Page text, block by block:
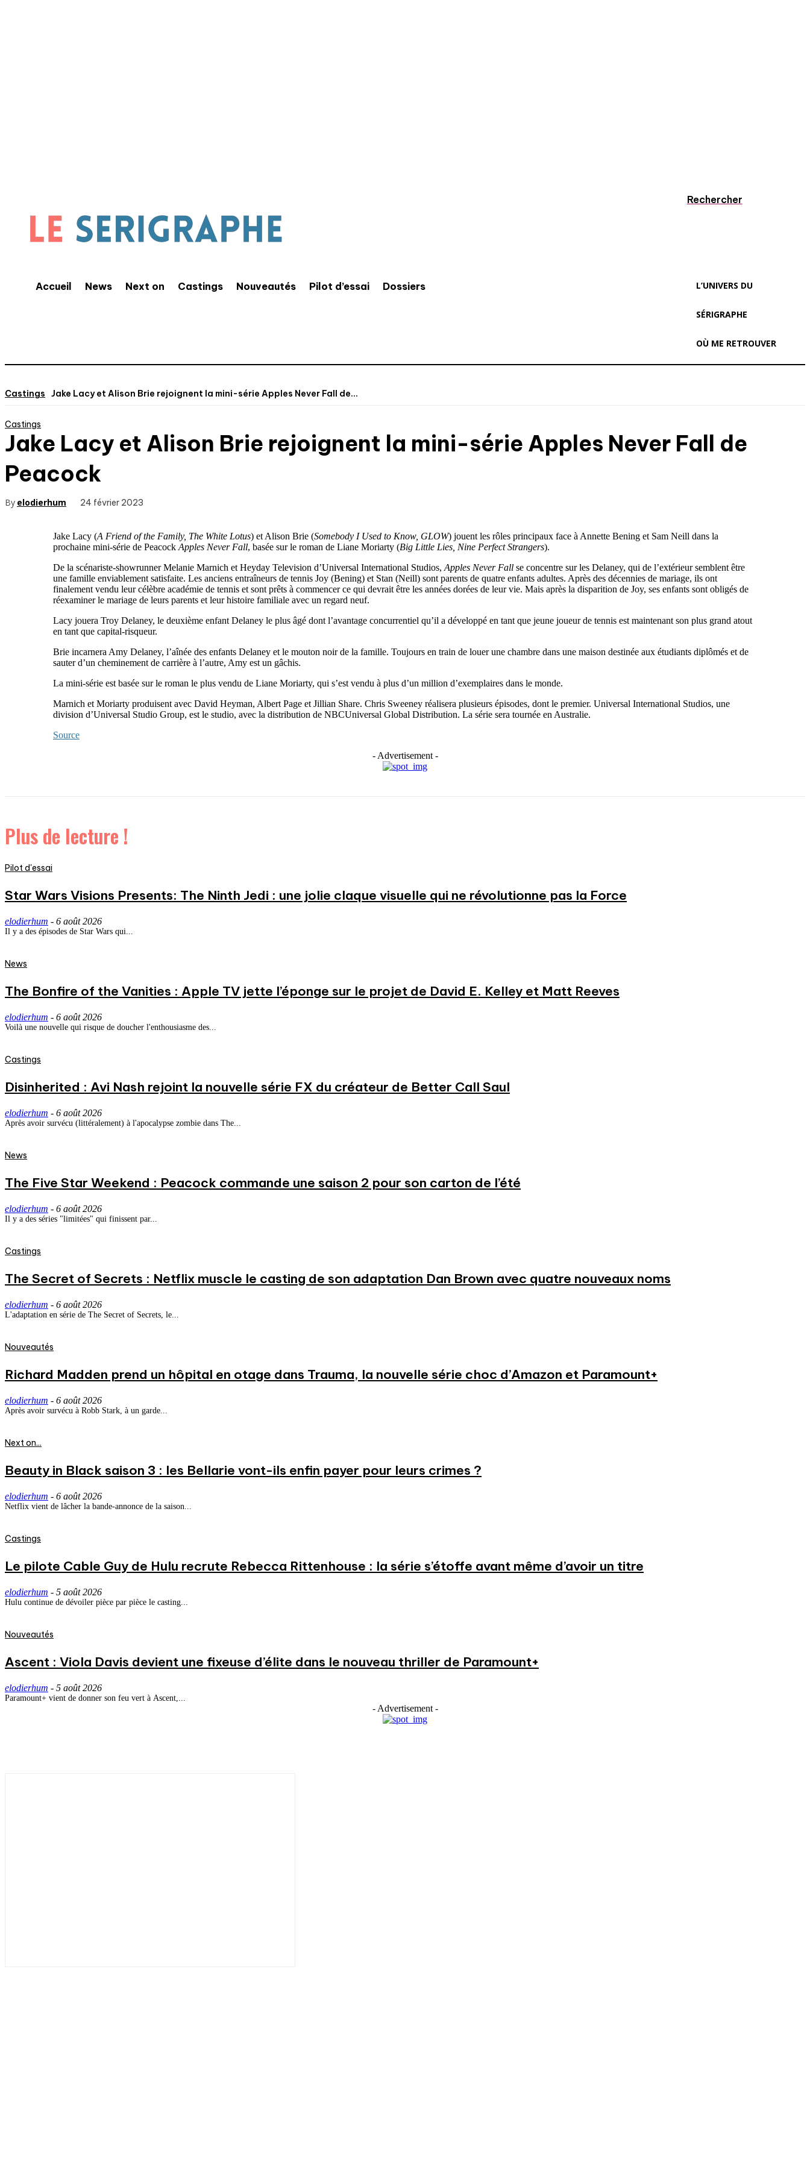
Accueil News Next on Castings Nouveautés Pilot d’essai Dossiers
Rechercher
L’UNIVERS DU
SÉRIGRAPHE
OÙ ME RETROUVER
Castings Jake Lacy et Alison Brie rejoignent la mini-série Apples Never Fall de...
Castings
Jake Lacy et Alison Brie rejoignent la mini-série Apples Never Fall de
Peacock
By elodierhum 24 février 2023
Jake Lacy (A Friend of the Family, The White Lotus) et Alison Brie (Somebody I Used to Know, GLOW) jouent les rôles principaux face à Annette Bening et Sam Neill dans la
prochaine mini-série de Peacock Apples Never Fall, basée sur le roman de Liane Moriarty (Big Little Lies, Nine Perfect Strangers).
De la scénariste-showrunner Melanie Marnich et Heyday Television d’Universal International Studios, Apples Never Fall se concentre sur les Delaney, qui de l’extérieur semblent être
une famille enviablement satisfaite. Les anciens entraîneurs de tennis Joy (Bening) et Stan (Neill) sont parents de quatre enfants adultes. Après des décennies de mariage, ils ont
finalement vendu leur célèbre académie de tennis et sont prêts à commencer ce qui devrait être les années dorées de leur vie. Mais après la disparition de Joy, ses enfants sont obligés de
réexaminer le mariage de leurs parents et leur histoire familiale avec un regard neuf.
Lacy jouera Troy Delaney, le deuxième enfant Delaney le plus âgé dont l’avantage concurrentiel qu’il a développé en tant que jeune joueur de tennis est maintenant son plus grand atout
en tant que capital-risqueur.
Brie incarnera Amy Delaney, l’aînée des enfants Delaney et le mouton noir de la famille. Toujours en train de louer une chambre dans une maison destinée aux étudiants diplômés et de
sauter d’un cheminement de carrière à l’autre, Amy est un gâchis.
La mini-série est basée sur le roman le plus vendu de Liane Moriarty, qui s’est vendu à plus d’un million d’exemplaires dans le monde.
Marnich et Moriarty produisent avec David Heyman, Albert Page et Jillian Share. Chris Sweeney réalisera plusieurs épisodes, dont le premier. Universal International Studios, une
division d’Universal Studio Group, est le studio, avec la distribution de NBCUniversal Global Distribution. La série sera tournée en Australie.
Source
- Advertisement -
Plus de lecture !
Pilot d'essai
Star Wars Visions Presents: The Ninth Jedi : une jolie claque visuelle qui ne révolutionne pas la Force
elodierhum - 6 août 2026
Il y a des épisodes de Star Wars qui...
News
The Bonfire of the Vanities : Apple TV jette l’éponge sur le projet de David E. Kelley et Matt Reeves
elodierhum - 6 août 2026
Voilà une nouvelle qui risque de doucher l'enthousiasme des...
Castings
Disinherited : Avi Nash rejoint la nouvelle série FX du créateur de Better Call Saul
elodierhum - 6 août 2026
Après avoir survécu (littéralement) à l'apocalypse zombie dans The...
News
The Five Star Weekend : Peacock commande une saison 2 pour son carton de l’été
elodierhum - 6 août 2026
Il y a des séries "limitées" qui finissent par...
Castings
The Secret of Secrets : Netflix muscle le casting de son adaptation Dan Brown avec quatre nouveaux noms
elodierhum - 6 août 2026
L'adaptation en série de The Secret of Secrets, le...
Nouveautés
Richard Madden prend un hôpital en otage dans Trauma, la nouvelle série choc d’Amazon et Paramount+
elodierhum - 6 août 2026
Après avoir survécu à Robb Stark, à un garde...
Next on...
Beauty in Black saison 3 : les Bellarie vont-ils enfin payer pour leurs crimes ?
elodierhum - 6 août 2026
Netflix vient de lâcher la bande-annonce de la saison...
Castings
Le pilote Cable Guy de Hulu recrute Rebecca Rittenhouse : la série s’étoffe avant même d’avoir un titre
elodierhum - 5 août 2026
Hulu continue de dévoiler pièce par pièce le casting...
Nouveautés
Ascent : Viola Davis devient une fixeuse d’élite dans le nouveau thriller de Paramount+
elodierhum - 5 août 2026
Paramount+ vient de donner son feu vert à Ascent,...
- Advertisement -